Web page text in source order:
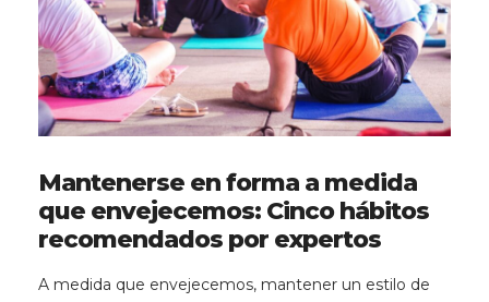
Mantenerse en forma a medida
que envejecemos: Cinco hábitos
recomendados por expertos
A medida que envejecemos, mantener un estilo de